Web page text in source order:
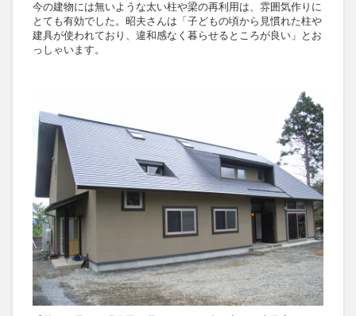
今の建物には無いような太い柱や梁の再利用は、雰囲気作りに
とても有効でした。昭夫さんは「子どもの頃から見慣れた柱や
建具が使われており、違和感なく暮らせるところが良い」とお
っしゃいます。